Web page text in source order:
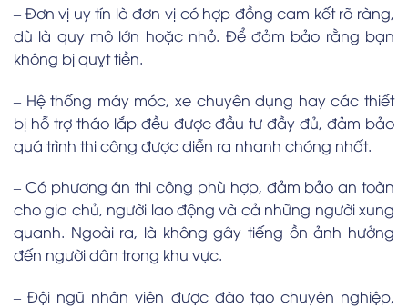
– Đơn vị uy tín là đơn vị có hợp đồng cam kết rõ ràng,
dù là quy mô lớn hoặc nhỏ. Để đảm bảo rằng bạn
không bị quỵt tiền.
– Hệ thống máy móc, xe chuyên dụng hay các thiết
bị hỗ trợ tháo lắp đều được đầu tư đầy đủ, đảm bảo
quá trình thi công được diễn ra nhanh chóng nhất.
– Có phương án thi công phù hợp, đảm bảo an toàn
cho gia chủ, người lao động và cả những người xung
quanh. Ngoài ra, là không gây tiếng ồn ảnh hưởng
đến người dân trong khu vực.
– Đội ngũ nhân viên được đào tạo chuyên nghiệp,